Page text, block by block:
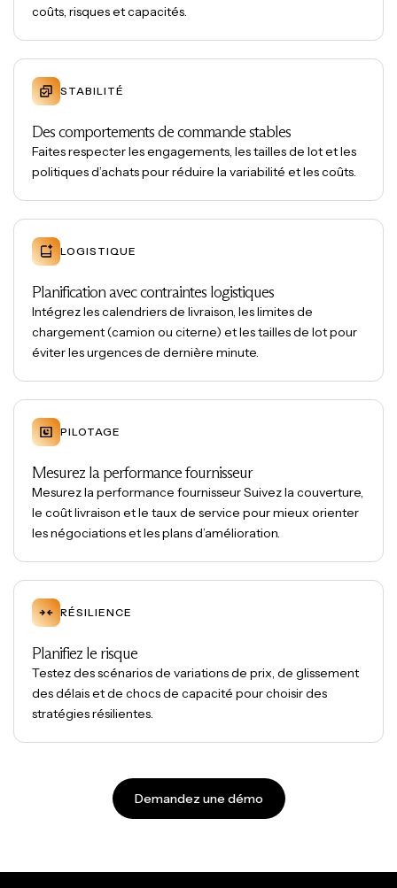
coûts, risques et capacités.
STABILITÉ
Des comportements de commande stables
Faites respecter les engagements, les tailles de lot et les
politiques d’achats pour réduire la variabilité et les coûts.
LOGISTIQUE
Planification avec contraintes logistiques
Intégrez les calendriers de livraison, les limites de
chargement (camion ou citerne) et les tailles de lot pour
éviter les urgences de dernière minute.
PILOTAGE
Mesurez la performance fournisseur
Mesurez la performance fournisseur Suivez la couverture,
le coût livraison et le taux de service pour mieux orienter
les négociations et les plans d’amélioration.
RÉSILIENCE
Planifiez le risque
Testez des scénarios de variations de prix, de glissement
des délais et de chocs de capacité pour choisir des
stratégies résilientes.
Demandez une démo